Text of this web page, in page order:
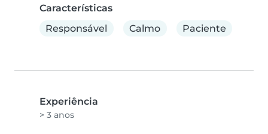
Características
Responsável
Calmo Paciente
Experiência
> 3 anos